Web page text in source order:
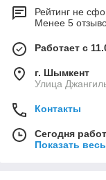
Рейтинг не
Менее 5
Работает с
г. Шымкент
Улица
Контакты
Сегодня
Показать